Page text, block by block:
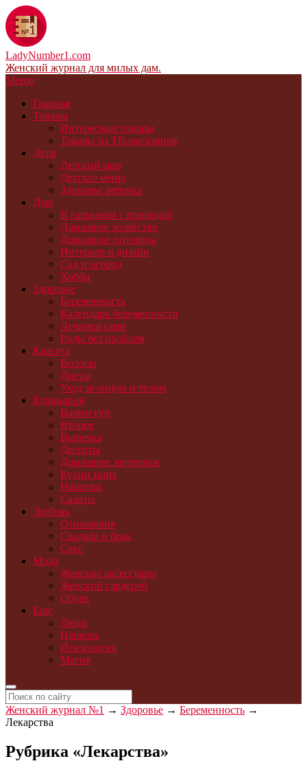
LadyNumber1.com
Женский журнал для милых дам.
Меню
Главная
Товары
Интересные товары
Товары из ТВ-магазинов
Дети
Детский мир
Детское меню
Здоровье ребенка
Дом
В гармонии с природой
Домашнее хозяйство
Домашние питомцы
Интерьер и дизайн
Сад и огород
Хобби
Здоровье
Беременность
Календарь беременности
Лечимся сами
Роды без проблем
Красота
Волосы
Диеты
Уход за лицом и телом
Кулинария
Варим суп
Второе
Выпечка
Десерты
Домашние заготовки
Кухни мира
Напитки
Салаты
Любовь
Отношения
Свадьба и брак
Секс
Мода
Женские аксессуары
Женский гардероб
Обувь
Еще
Люди
Церковь
Психология
Магия
Женский журнал №1 → Здоровье → Беременность →
Лекарства
Рубрика «Лекарства»